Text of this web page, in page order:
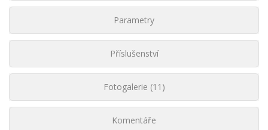
Parametry
Příslušenství
Fotogalerie (11)
Komentáře